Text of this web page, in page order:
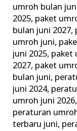
umroh bulan
2025, paket
bulan juni 2027,
umroh juni,
juni 2025, paket
2027, paket
bulan juni,
juni 2024,
umroh juni 2026,
peraturan
terbaru juni,